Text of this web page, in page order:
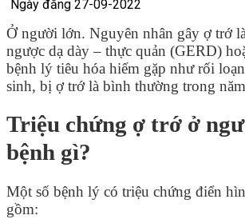
Ngày đăng 27-09-2022
Ở người lớn. Nguyên nhân gây ợ trớ
ngược dạ dày – thực quản (GERD)
bệnh lý tiêu hóa hiếm gặp như rối
sinh, bị ợ trớ là bình thường trong
Triệu chứng ợ trớ ở
bệnh gì?
Một số bệnh lý có triệu chứng điển
gồm: